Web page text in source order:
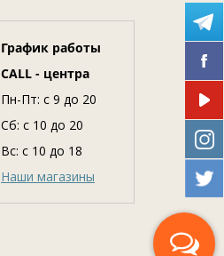
График работы
CALL - центра
Пн-Пт: c 9 до 20
Сб: с 10 до 20
Вс: с 10 до 18
Наши магазины